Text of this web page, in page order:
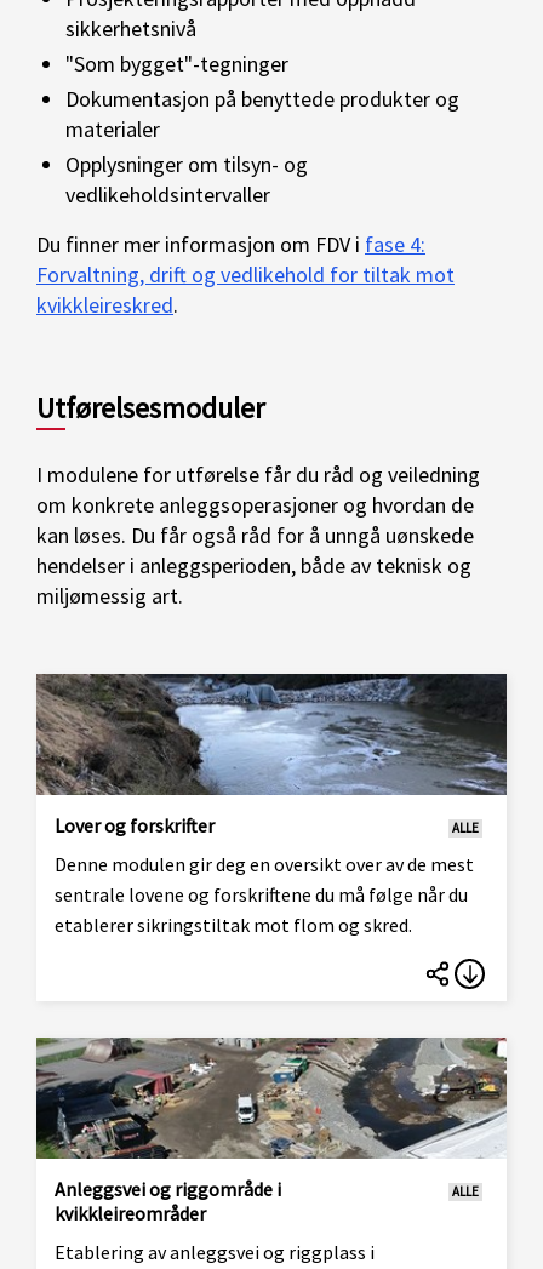
sikkerhetsnivå
"Som bygget"-tegninger
Dokumentasjon på benyttede produkter og
materialer
Opplysninger om tilsyn- og
vedlikeholdsintervaller
Du finner mer informasjon om FDV i fase 4:
Forvaltning, drift og vedlikehold for tiltak mot
kvikkleireskred.
Utførelsesmoduler
I modulene for utførelse får du råd og veiledning
om konkrete anleggsoperasjoner og hvordan de
kan løses. Du får også råd for å unngå uønskede
hendelser i anleggsperioden, både av teknisk og
miljømessig art.
Lover og forskrifter ALLE
Denne modulen gir deg en oversikt over av de mest
sentrale lovene og forskriftene du må følge når du
etablerer sikringstiltak mot flom og skred.
Anleggsvei og riggområde i
kvikkleireområder
ALLE
Etablering av anleggsvei og riggplass i